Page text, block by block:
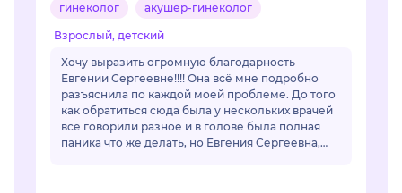
гинеколог акушер-гинеколог
Взрослый, детский
Хочу выразить огромную благодарность
Евгении Сергеевне!!!! Она всё мне подробно
разъяснила по каждой моей проблеме. До того
как обратиться сюда была у нескольких врачей
все говорили разное и в голове была полная
паника что же делать, но Евгения Сергеевна,